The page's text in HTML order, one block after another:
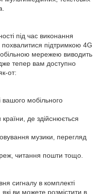
під час виконання
похвалитися підтримкою 4G
мережею виводить
тепер вам доступно
от:
вашого мобільного
країни, де здійснюється
музики, перегляд
читання пошти тощо.
сигналу в комплекті
ви можете розмістити в